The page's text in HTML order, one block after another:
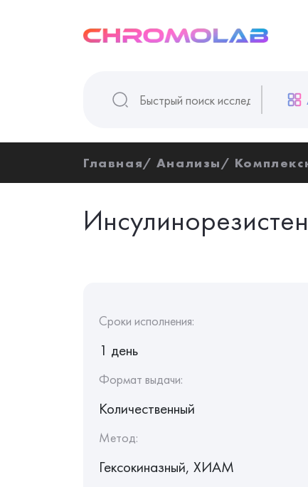
Главная Анализы
Сроки исполнения:
1 день
Формат выдачи:
Количественный
Метод:
Гексокиназный, ХИАМ